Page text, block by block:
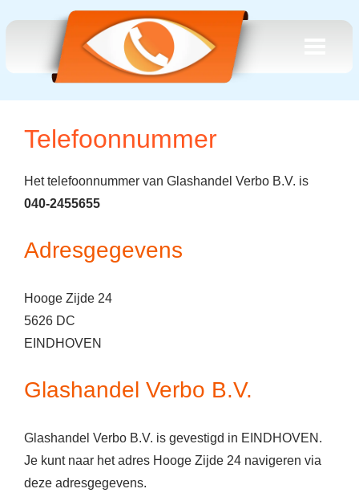
Telefoonnummer
Het telefoonnummer van Glashandel Verbo B.V. is
040-2455655
Adresgegevens
Hooge Zijde 24
5626 DC
EINDHOVEN
Glashandel Verbo B.V.
Glashandel Verbo B.V. is gevestigd in EINDHOVEN.
Je kunt naar het adres Hooge Zijde 24 navigeren via
deze adresgegevens.